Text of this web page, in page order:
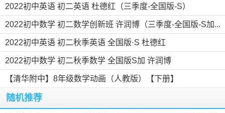
2022初中英语 初二英语 杜德红（三季度-全国版-S）
2022初中数学 初二数学创新班 许润博（三季度-全国版-S加...
2022初中英语 初二秋季英语 全国版·S 杜德红
2022初中数学 初二秋季数学 全国版S加 许润博
【清华附中】8年级数学动画（人教版）【下册】
随机推荐